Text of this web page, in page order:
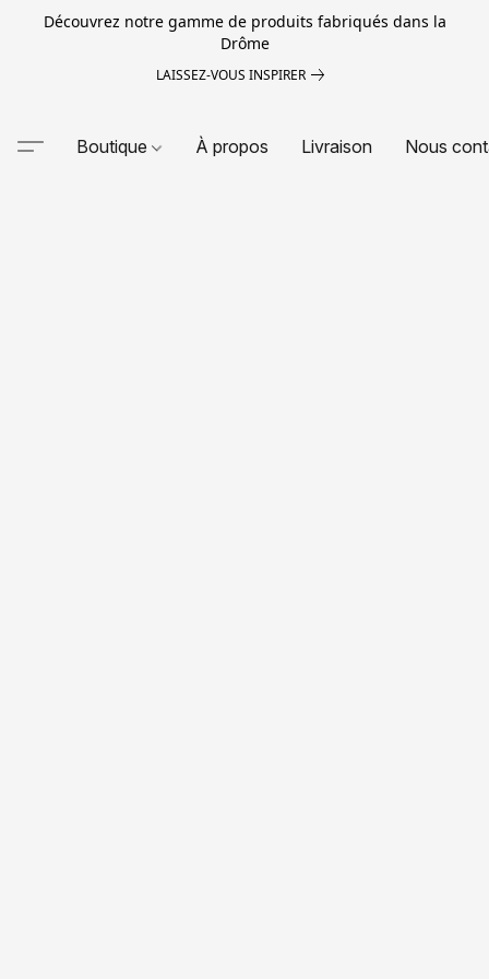
Découvrez notre gamme de produits fabriqués dans la
Drôme
LAISSEZ-VOUS INSPIRER
Boutique À propos Livraison Nous